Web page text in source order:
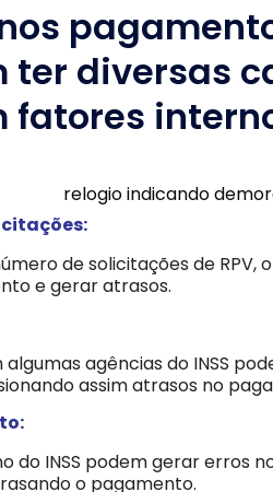
ter diversas
de solicitações de
e gerar atrasos.
agências do INSS
assim atrasos no
do INSS podem gerar erros
o pagamento.